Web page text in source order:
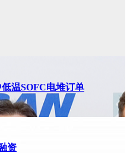
温SOFC电堆订单
资